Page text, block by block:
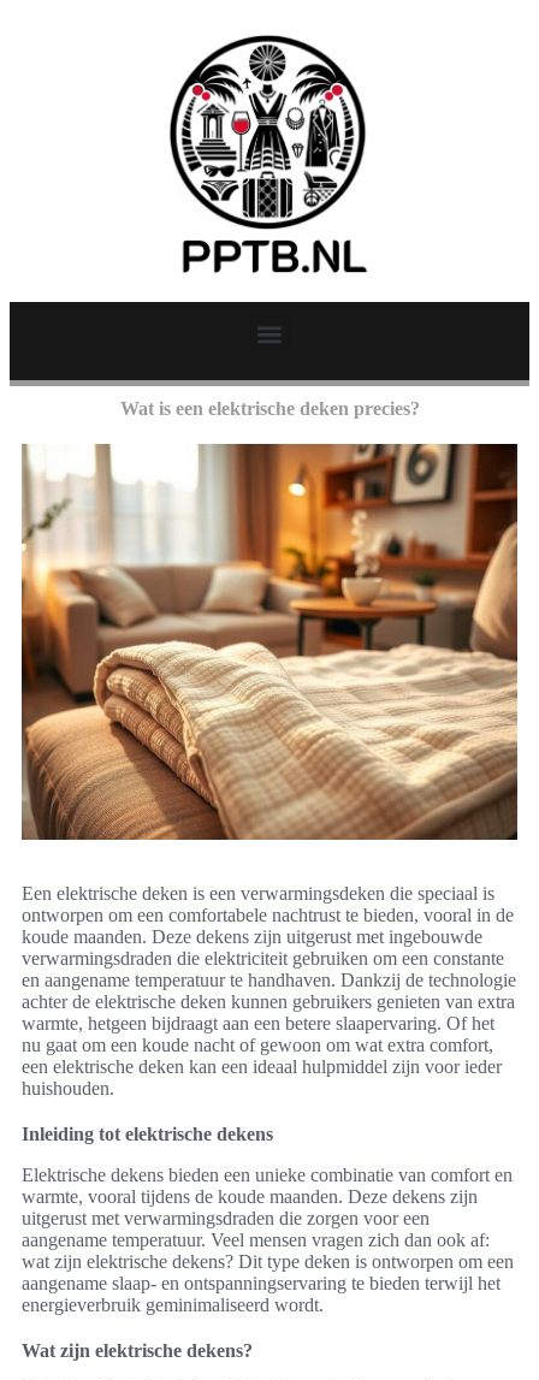
Wat is een elektrische deken precies?
Een elektrische deken is een verwarmingsdeken die speciaal is
ontworpen om een comfortabele nachtrust te bieden, vooral in de
koude maanden. Deze dekens zijn uitgerust met ingebouwde
verwarmingsdraden die elektriciteit gebruiken om een constante
en aangename temperatuur te handhaven. Dankzij de technologie
achter de elektrische deken kunnen gebruikers genieten van extra
warmte, hetgeen bijdraagt aan een betere slaapervaring. Of het
nu gaat om een koude nacht of gewoon om wat extra comfort,
een elektrische deken kan een ideaal hulpmiddel zijn voor ieder
huishouden.
Inleiding tot elektrische dekens
Elektrische dekens bieden een unieke combinatie van comfort en
warmte, vooral tijdens de koude maanden. Deze dekens zijn
uitgerust met verwarmingsdraden die zorgen voor een
aangename temperatuur. Veel mensen vragen zich dan ook af:
wat zijn elektrische dekens? Dit type deken is ontworpen om een
aangename slaap- en ontspanningservaring te bieden terwijl het
energieverbruik geminimaliseerd wordt.
Wat zijn elektrische dekens?